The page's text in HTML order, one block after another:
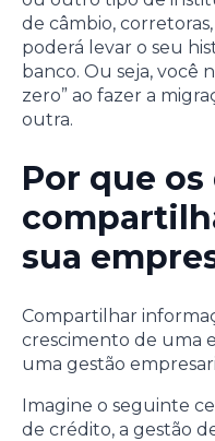
de câmbio,
poderá levar o seu
banco. Ou seja, você
zero” ao fazer a
outra.
Por que os
sua
Compartilhar
crescimento de uma
uma gestão
Imagine o seguinte
de crédito, a gestão